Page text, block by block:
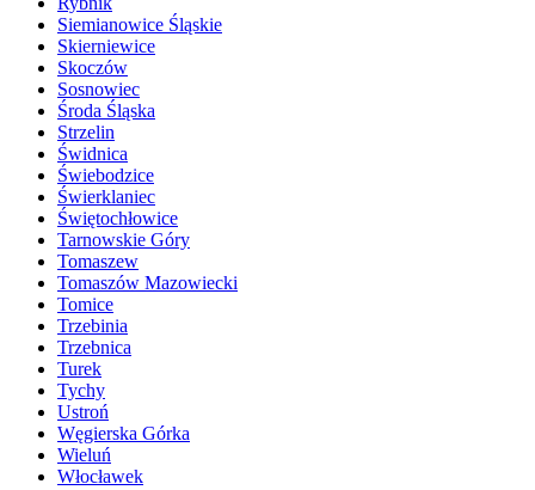
Siemianowice Śląskie
Skierniewice
Skoczów
Sosnowiec
Środa Śląska
Strzelin
Świdnica
Świebodzice
Świerklaniec
Świętochłowice
Tarnowskie Góry
Tomaszew
Tomaszów Mazowiecki
Tomice
Trzebinia
Trzebnica
Turek
Tychy
Ustroń
Węgierska Górka
Wieluń
Włocławek